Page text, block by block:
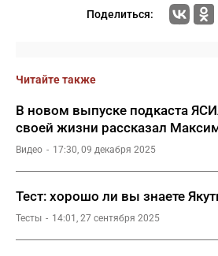
Поделиться:
Читайте также
В новом выпуске подкаста
своей жизни рассказал
Видео 17:30, 09 декабря 2025
Тест: хорошо ли вы знаете
Тесты 14:01, 27 сентября 2025